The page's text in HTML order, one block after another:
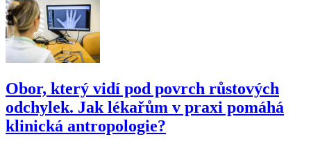
Obor, který vidí pod povrch růstových
odchylek. Jak lékařům v praxi pomáhá
klinická antropologie?